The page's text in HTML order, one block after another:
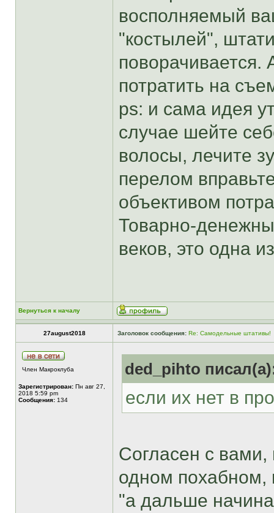
восполняемый
"костылей",
потратить на
ps: и сама идея
случае шейте
волосы, лечите
перелом
объективом
Товарно-
веков, это одна
Вернуться к началу
27august2018 Заголовок сообщения: Re: Самодельные штативы!
Член Макроклуба
Зарегистрирован: Пн авг 27,
2018 5:59 pm
Сообщения: 134
ded_pihto
если их нет в
Согласен с
одном похабном,
"а дальше